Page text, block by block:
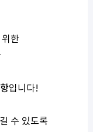
위한
입니다!
수 있도록